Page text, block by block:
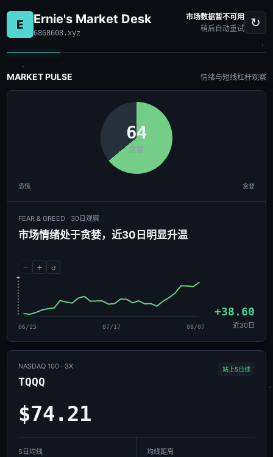
E Ernie's Market Desk
6868608.xyz
市场数据暂不可用
稍后自动重试
↻
MARKET PULSE 情绪与短线杠杆观察
64
贪婪
恐慌 贪婪
FEAR & GREED · 30日观察
市场情绪处于贪婪，近30日明显升温
06/25 07/17 08/07
− + ↺
+38.60
近30日
NASDAQ 100 · 3X
TQQQ
站上5日线
$74.21
5日均线 均线距离